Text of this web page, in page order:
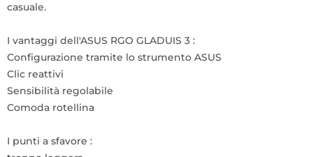
casuale.
I vantaggi dell'ASUS RGO GLADUIS 3 :
Configurazione tramite lo strumento ASUS
Clic reattivi
Sensibilità regolabile
Comoda rotellina
I punti a sfavore :